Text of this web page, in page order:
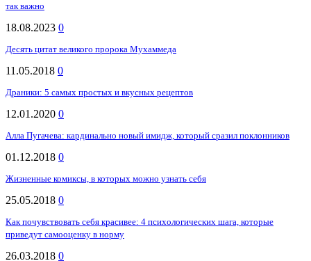
так важно
18.08.2023 0
Десять цитат великого пророка Мухаммеда
11.05.2018 0
Драники: 5 самых простых и вкусных рецептов
12.01.2020 0
Алла Пугачева: кардинально новый имидж, который сразил поклонников
01.12.2018 0
Жизненные комиксы, в которых можно узнать себя
25.05.2018 0
Как почувствовать себя красивее: 4 психологических шага, которые
приведут самооценку в норму
26.03.2018 0